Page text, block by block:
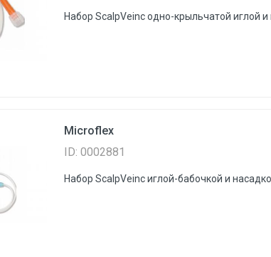
Набор ScalpVeinс одно-крыльчатой иглой
Microflex
ID: 0002881
Набор ScalpVeinс иглой-бабочкой и